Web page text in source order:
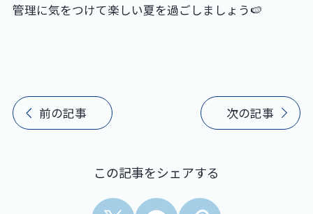
管理に気をつけて楽しい夏を過ごしましょう🍉
前の記事 次の記事
この記事をシェアする